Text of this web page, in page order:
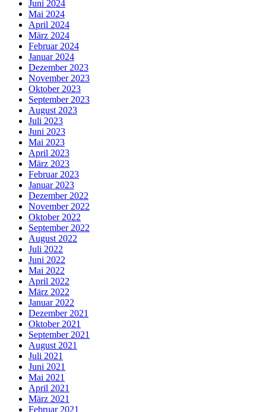
Juni 2024
Mai 2024
April 2024
März 2024
Februar 2024
Januar 2024
Dezember 2023
November 2023
Oktober 2023
September 2023
August 2023
Juli 2023
Juni 2023
Mai 2023
April 2023
März 2023
Februar 2023
Januar 2023
Dezember 2022
November 2022
Oktober 2022
September 2022
August 2022
Juli 2022
Juni 2022
Mai 2022
April 2022
März 2022
Januar 2022
Dezember 2021
Oktober 2021
September 2021
August 2021
Juli 2021
Juni 2021
Mai 2021
April 2021
März 2021
Februar 2021